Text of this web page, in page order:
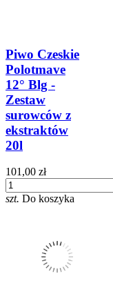
Piwo Czeskie
Polotmave
12° Blg -
Zestaw
surowców z
ekstraktów
20l
101,00 zł
szt. Do koszyka